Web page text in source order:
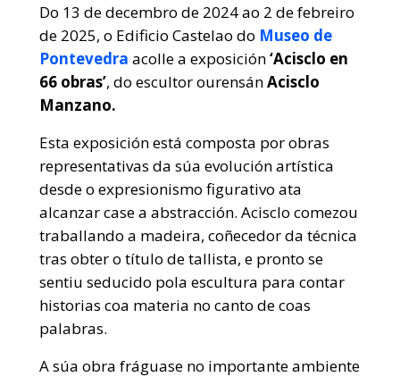
Do 13 de decembro de 2024 ao 2 de febreiro
de 2025, o Edificio Castelao do Museo de
Pontevedra acolle a exposición‘Acisclo en
66 obras’, do escultor ourensánAcisclo
Manzano.
Esta exposición está composta por obras
representativas da súa evolución artística
desde o expresionismo figurativo ata
alcanzar case a abstracción. Acisclo comezou
traballando a madeira, coñecedor da técnica
tras obter o título de tallista, e pronto se
sentiu seducido pola escultura para contar
historias coa materia no canto de coas
palabras.
A súa obra fráguase no importante ambiente